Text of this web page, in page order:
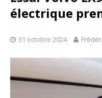
électrique
31 octobre 2024